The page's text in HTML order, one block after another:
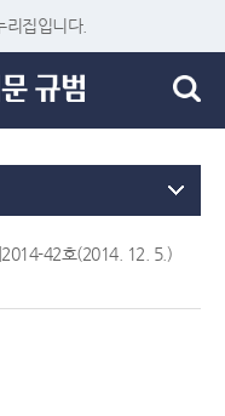
집입니다.
42호(2014. 12. 5.)